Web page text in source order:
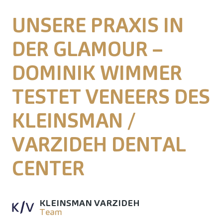
UNSERE PRAXIS IN
DER GLAMOUR –
DOMINIK WIMMER
TESTET VENEERS DES
KLEINSMAN /
VARZIDEH DENTAL
CENTER
KLEINSMAN VARZIDEH
Team